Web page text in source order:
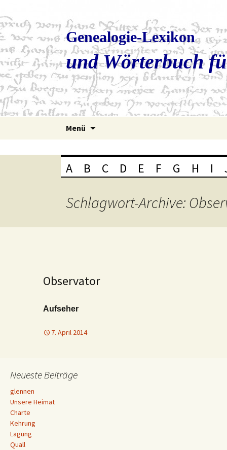
Genealogie-Lexikon
und Wörterbuch
Menü
A B C D E F G H I
Schlagwort-Archive:
Observator
Aufseher
7. April 2014
Neueste Beiträge
glennen
Unsere Heimat
Charte
Kehrung
Lagung
Quall